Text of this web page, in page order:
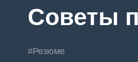
Советы
#Резюме